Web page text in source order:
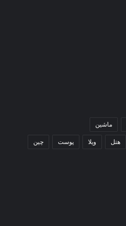
ماشین
هتل ویلا پوست چین